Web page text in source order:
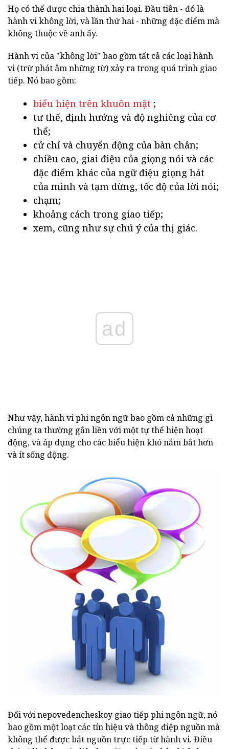
Họ có thể được chia thành hai loại. Đầu tiên - đó là
hành vi không lời, và lần thứ hai - những đặc điểm mà
không thuộc về anh ấy.
Hành vi của "không lời" bao gồm tất cả các loại hành
vi (trừ phát âm những từ) xảy ra trong quá trình giao
tiếp. Nó bao gồm:
biểu hiện trên khuôn mặt ;
tư thế, định hướng và độ nghiêng của cơ
thể;
cử chỉ và chuyển động của bàn chân;
chiều cao, giai điệu của giọng nói và các
đặc điểm khác của ngữ điệu giọng hát
của mình và tạm dừng, tốc độ của lời nói;
chạm;
khoảng cách trong giao tiếp;
xem, cũng như sự chú ý của thị giác.
ad
Như vậy, hành vi phi ngôn ngữ bao gồm cả những gì
chúng ta thường gắn liền với một tự thể hiện hoạt
động, và áp dụng cho các biểu hiện khó nắm bắt hơn
và ít sống động.
Đối với nepovedencheskoy giao tiếp phi ngôn ngữ, nó
bao gồm một loạt các tín hiệu và thông điệp nguồn mà
không thể được bắt nguồn trực tiếp từ hành vi. Điều